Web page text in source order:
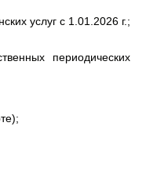
услуг с 1.01.2026 г.;
периодических